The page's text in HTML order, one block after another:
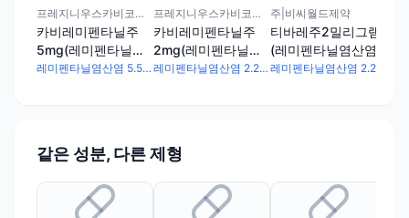
프레지니우스카비코리아(주)
카비레미펜타닐주
5mg(레미펜타닐염
산염)
레미펜타닐염산염 5.5mg
프레지니우스카비코리아(주)
카비레미펜타닐주
2mg(레미펜타닐염
산염)
레미펜타닐염산염 2.2mg
주|비씨월드제약
티바레주2밀리그램
(레미펜타닐염산염)
(수출용)
같은 성분, 다른 제형